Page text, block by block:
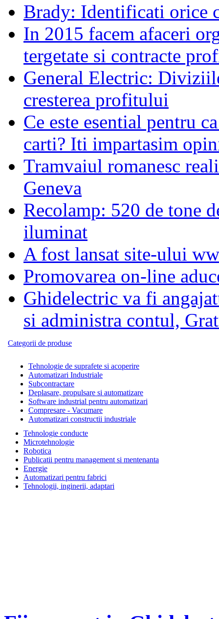
Brady: Identificati orice
In 2015 facem afaceri
tergetate si contracte
General Electric:
cresterea profitului
Ce este esential pentru
carti? Iti impartasim
Tramvaiul romanesc
Geneva
Recolamp: 520 de tone
iluminat
A fost lansat site-ului
Promovarea on-line
Ghidelectric va fi
si administra contul,
Categorii de produse
Tehnologie de suprafete si acoperire
Automatizari Industriale
Subcontractare
Deplasare, propulsare si automatizare
Software industrial pentru automatizari
Compresare - Vacumare
Automatizari constructii industriale
Tehnologie conducte
Microtehnologie
Robotica
Publicatii pentru management si mentenanta
Energie
Automatizari pentru fabrici
Tehnologii, inginerii, adaptari